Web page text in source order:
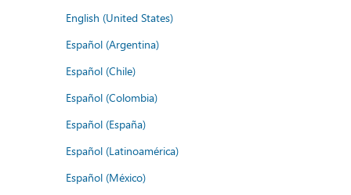
English (United States)
Español (Argentina)
Español (Chile)
Español (Colombia)
Español (España)
Español (Latinoamérica)
Español (México)